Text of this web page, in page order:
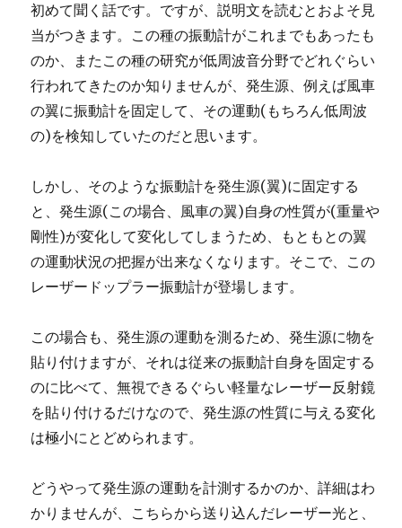
初めて聞く話です。ですが、説明文を読むとおよそ見
当がつきます。この種の振動計がこれまでもあったも
のか、またこの種の研究が低周波音分野でどれぐらい
行われてきたのか知りませんが、発生源、例えば風車
の翼に振動計を固定して、その運動(もちろん低周波
の)を検知していたのだと思います。
しかし、そのような振動計を発生源(翼)に固定する
と、発生源(この場合、風車の翼)自身の性質が(重量や
剛性)が変化して変化してしまうため、もともとの翼
の運動状況の把握が出来なくなります。そこで、この
レーザードップラー振動計が登場します。
この場合も、発生源の運動を測るため、発生源に物を
貼り付けますが、それは従来の振動計自身を固定する
のに比べて、無視できるぐらい軽量なレーザー反射鏡
を貼り付けるだけなので、発生源の性質に与える変化
は極小にとどめられます。
どうやって発生源の運動を計測するかのか、詳細はわ
かりませんが、こちらから送り込んだレーザー光と、